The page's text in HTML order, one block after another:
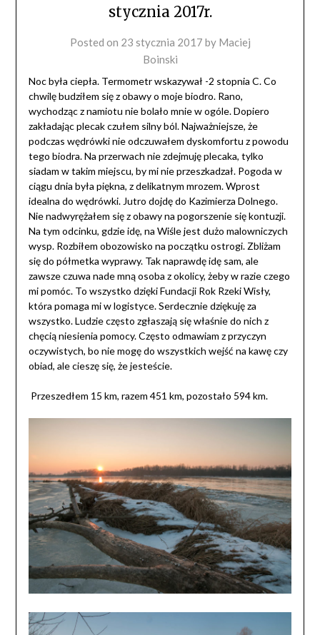
stycznia 2017r.
Posted on 23 stycznia 2017 by Maciej
Boinski
Noc była ciepła. Termometr wskazywał -2 stopnia C. Co
chwilę budziłem się z obawy o moje biodro. Rano,
wychodząc z namiotu nie bolało mnie w ogóle. Dopiero
zakładając plecak czułem silny ból. Najważniejsze, że
podczas wędrówki nie odczuwałem dyskomfortu z powodu
tego biodra. Na przerwach nie zdejmuję plecaka, tylko
siadam w takim miejscu, by mi nie przeszkadzał. Pogoda w
ciągu dnia była piękna, z delikatnym mrozem. Wprost
idealna do wędrówki. Jutro dojdę do Kazimierza Dolnego.
Nie nadwyrężałem się z obawy na pogorszenie się kontuzji.
Na tym odcinku, gdzie idę, na Wiśle jest dużo malowniczych
wysp. Rozbiłem obozowisko na początku ostrogi. Zbliżam
się do półmetka wyprawy. Tak naprawdę idę sam, ale
zawsze czuwa nade mną osoba z okolicy, żeby w razie czego
mi pomóc. To wszystko dzięki Fundacji Rok Rzeki Wisły,
która pomaga mi w logistyce. Serdecznie dziękuję za
wszystko. Ludzie często zgłaszają się właśnie do nich z
chęcią niesienia pomocy.Często odmawiam z przyczyn
oczywistych, bo nie mogę do wszystkich wejść na kawę czy
obiad, ale cieszę się, że jesteście.
Przeszedłem 15 km, razem 451 km, pozostało 594 km.